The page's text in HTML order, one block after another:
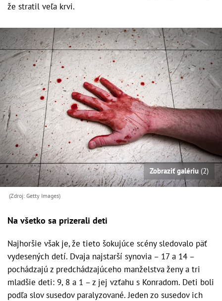
že stratil veľa krvi.
Zobraziť galériu (2)
(Zdroj: Getty Images)
Na všetko sa prizerali deti
Najhoršie však je, že tieto šokujúce scény sledovalo päť
vydesených detí. Dvaja najstarší synovia – 17 a 14 –
pochádzajú z predchádzajúceho manželstva ženy a tri
mladšie deti: 9, 8 a 1 – z jej vzťahu s Konradom. Deti boli
podľa slov susedov paralyzované. Jeden zo susedov ich